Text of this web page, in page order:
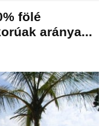
fölé
aránya...